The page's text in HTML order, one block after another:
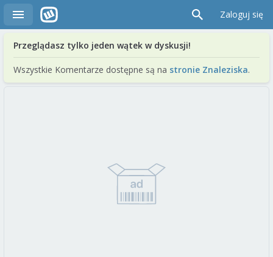
Zaloguj się
Przeglądasz tylko jeden wątek w dyskusji!
Wszystkie Komentarze dostępne są na stronie Znaleziska.